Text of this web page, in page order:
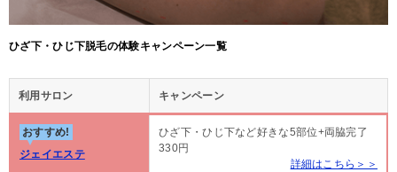
ひざ下・ひじ下脱毛の体験キャンペーン一覧
利用サロン キャンペーン
おすすめ!
ジェイエステ
ひざ下・ひじ下など好きな5部位+両脇完了
330円
詳細はこちら＞＞